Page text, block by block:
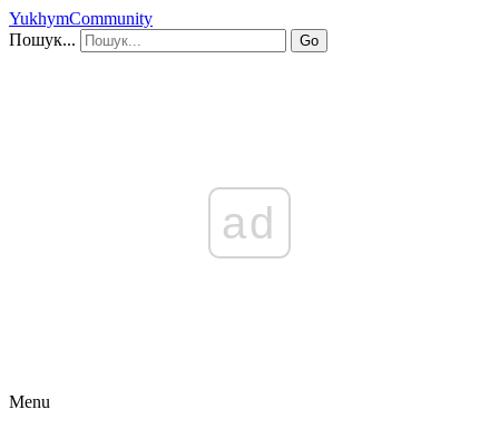
YukhymCommunity
Пошук...
Go
ad
Menu